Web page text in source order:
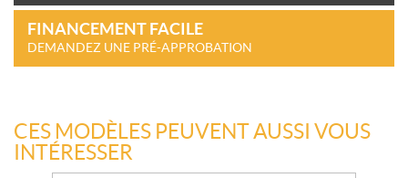
FINANCEMENT FACILE
DEMANDEZ UNE PRÉ-APPROBATION
CES MODÈLES PEUVENT AUSSI VOUS
INTÉRESSER